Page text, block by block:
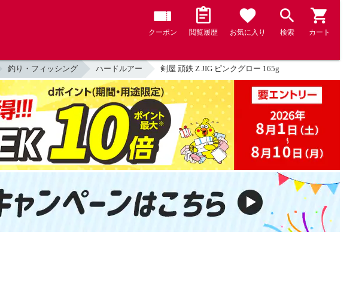
クーポン 閲覧履歴 お気に入り 検索 カート
釣り・フィッシング ハードルアー 剣屋 頑鉄 Z JIG ピンクグロー 165g